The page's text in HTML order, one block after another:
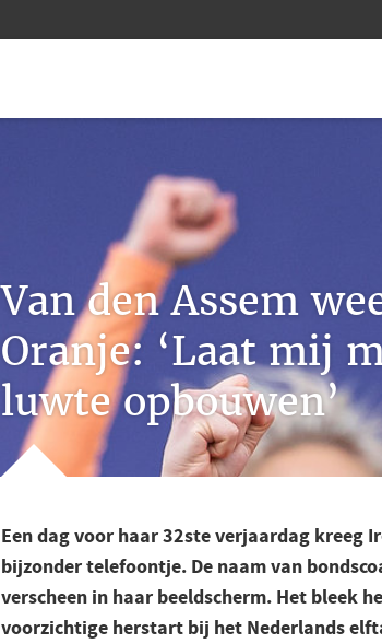
Van den Assem
Oranje: ‘Laat mij
luwte opbouwen’
Een dag voor haar 32ste verjaardag kreeg
bijzonder telefoontje. De naam van
verscheen in haar beeldscherm. Het bleek
voorzichtige herstart bij het Nederlands